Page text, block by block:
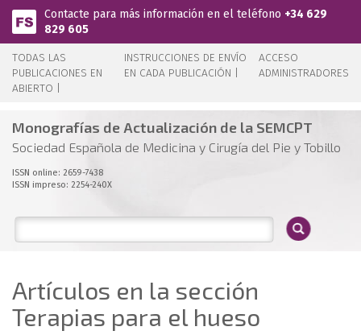
Pasar al contenido principal
Contacte para más información en el teléfono +34 629
829 605
TODAS LAS
PUBLICACIONES EN
ABIERTO |
INSTRUCCIONES DE ENVÍO
EN CADA PUBLICACIÓN |
ACCESO
ADMINISTRADORES
Monografías de Actualización de la SEMCPT
Sociedad Española de Medicina y Cirugía del Pie y Tobillo
ISSN online: 2659-7438
ISSN impreso: 2254-240X
Artículos en la sección
Terapias para el hueso